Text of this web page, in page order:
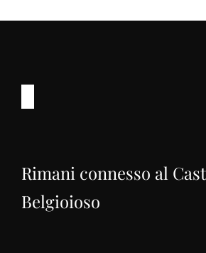
Rimani connesso al
Belgioioso